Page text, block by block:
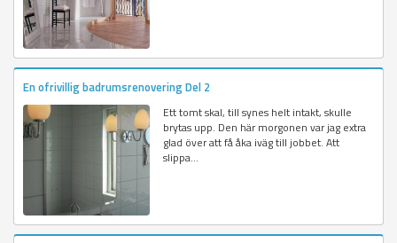
En ofrivillig badrumsrenovering Del 2
Ett tomt skal, till synes helt intakt, skulle
brytas upp. Den här morgonen var jag extra
glad över att få åka iväg till jobbet. Att
slippa...